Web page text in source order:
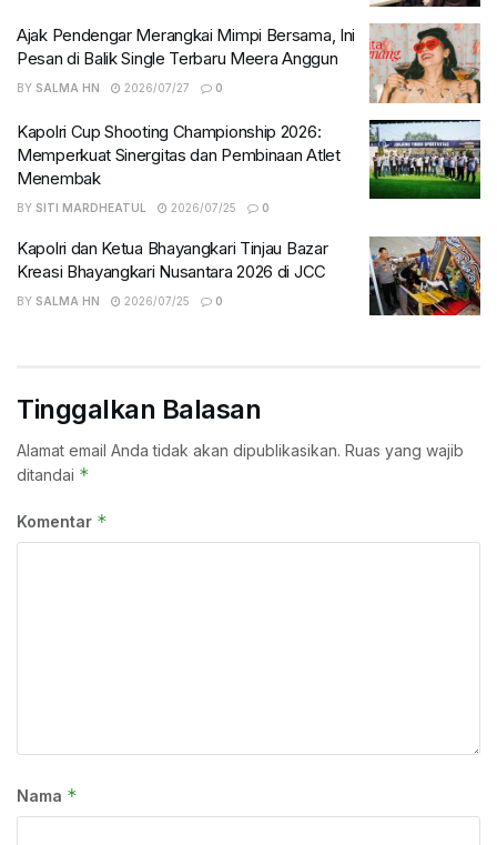
Ajak Pendengar Merangkai Mimpi Bersama, Ini
Pesan di Balik Single Terbaru Meera Anggun
BY SALMA HN 2026/07/27 0
Kapolri Cup Shooting Championship 2026:
Memperkuat Sinergitas dan Pembinaan Atlet
Menembak
BY SITI MARDHEATUL 2026/07/25 0
Kapolri dan Ketua Bhayangkari Tinjau Bazar
Kreasi Bhayangkari Nusantara 2026 di JCC
BY SALMA HN 2026/07/25 0
Tinggalkan Balasan
Alamat email Anda tidak akan dipublikasikan. Ruas yang wajib
ditandai *
Komentar *
Nama *